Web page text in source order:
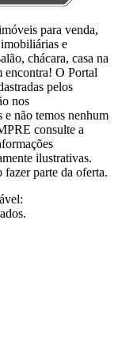
para venda,
imobiliárias e
chácara, casa na
encontra! O Portal
pelos
nos
e não temos nenhum
consulte a
ilustrativas.
fazer parte da oferta.